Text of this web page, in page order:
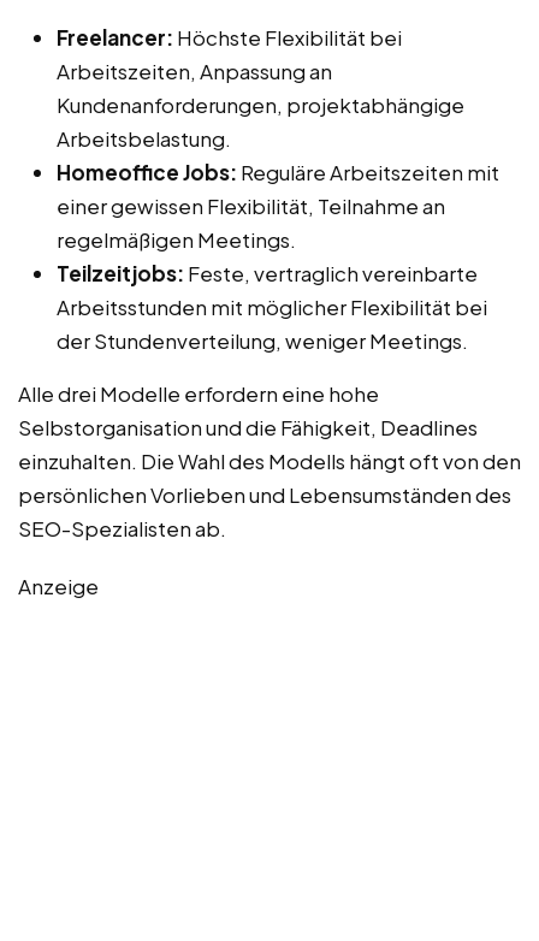
Freelancer: Höchste Flexibilität bei
Arbeitszeiten, Anpassung an
Kundenanforderungen, projektabhängige
Arbeitsbelastung.
Homeoffice Jobs: Reguläre Arbeitszeiten mit
einer gewissen Flexibilität, Teilnahme an
regelmäßigen Meetings.
Teilzeitjobs: Feste, vertraglich vereinbarte
Arbeitsstunden mit möglicher Flexibilität bei
der Stundenverteilung, weniger Meetings.
Alle drei Modelle erfordern eine hohe
Selbstorganisation und die Fähigkeit, Deadlines
einzuhalten. Die Wahl des Modells hängt oft von den
persönlichen Vorlieben und Lebensumständen des
SEO-Spezialisten ab.
Anzeige